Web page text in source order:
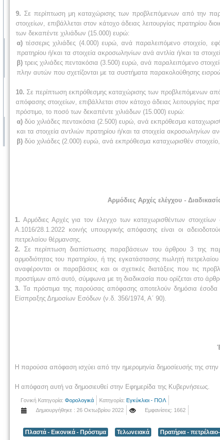
9. Σε περίπτωση μη καταχώρισης των προβλεπόμενων από την
στοιχείων, επιβάλλεται στον κάτοχο άδειας λειτουργίας πρατηρίου
των δεκαπέντε χιλιάδων (15.000) ευρώ:
α) τέσσερις χιλιάδες (4.000) ευρώ, ανά παραλειπόμενο στοιχείο,
πρατηρίου ή/και τα στοιχεία ακροσωληνίων ανά αντλία ή/και τα
β) τρεις χιλιάδες πεντακόσια (3.500) ευρώ, ανά παραλειπόμενο
πλην αυτών που σχετίζονται με τα συστήματα παρακολούθησης
10. Σε περίπτωση εκπρόθεσμης καταχώρισης των προβλεπόμενων
απόφασης στοιχείων, επιβάλλεται στον κάτοχο άδειας λειτουργίας
πρόστιμο, το ποσό των δεκαπέντε χιλιάδων (15.000) ευρώ:
α) δύο χιλιάδες πεντακόσια (2.500) ευρώ, ανά εκπρόθεσμα
και τα στοιχεία αντλιών πρατηρίου ή/και τα στοιχεία ακροσωληνίων
β) δύο χιλιάδες (2.000) ευρώ, ανά εκπρόθεσμα καταχωρισθέν
Αρμόδιες Αρχές ελέγχου -
1. Αρμόδιες Αρχές για τον έλεγχο των καταχωρισθέντων
Α.1016/28.1.2022 κοινής υπουργικής απόφασης είναι οι
πετρελαίου θέρμανσης.
2. Σε περίπτωση διαπίστωσης παραβάσεων του άρθρου 3 της
αρμοδιότητας του πρατηρίου, ή της εγκατάστασης πωλητή
αναφέρονται οι παραβάσεις και οι σχετικές διατάξεις που τις
προστίμων από αυτό, σύμφωνα με τη διαδικασία που ορίζεται στο
3. Τα πρόστιμα της παρούσας απόφασης αποτελούν δημόσια
Είσπραξης Δημοσίων Εσόδων (ν.δ. 356/1974, Α΄ 90).
Η παρούσα απόφαση ισχύει από την ημερομηνία δημοσίευσής της
H απόφαση αυτή να δημοσιευθεί στην Εφημερίδα της Κυβερνήσεως.
Γονική Κατηγορία: Φορολογικά Κατηγορία: Εγκύκλιοι - ΠΟΛ
Δημιουργήθηκε : 26 Οκτωβρίου 2022
Εμφανίσεις: 1662
Πλαστά - Εικονικά - Πρόστιμα Τελωνειακά Πρατήρια -